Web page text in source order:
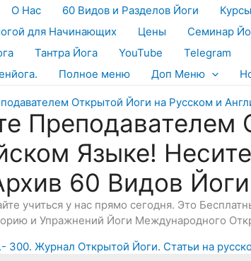
О Нас 60 Видов и Разделов Йоги
для Начинающих
Цены Семинар
Тантра Йога YouTube Telegram
Полное меню Доп Меню
Языке!
60 Видов
учиться у нас прямо сегодня. Это
и Упражнений Йоги Международного
300. Журнал Открытой Йоги. Статьи на